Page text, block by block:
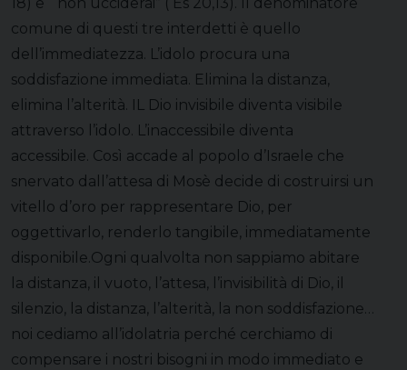
comune di questi tre interdetti è quello
dell’immediatezza. L’idolo procura una
soddisfazione immediata. Elimina la distanza,
elimina l’alterità. IL Dio invisibile diventa visibile
attraverso l’idolo. L’inaccessibile diventa
accessibile. Così accade al popolo d’Israele che
snervato dall’attesa di Mosè decide di costruirsi un
vitello d’oro per rappresentare Dio, per
oggettivarlo, renderlo tangibile, immediatamente
disponibile.Ogni qualvolta non sappiamo abitare
la distanza, il vuoto, l’attesa, l’invisibilità di Dio, il
silenzio, la distanza, l’alterità, la non soddisfazione…
noi cediamo all’idolatria perché cerchiamo di
compensare i nostri bisogni in modo immediato e